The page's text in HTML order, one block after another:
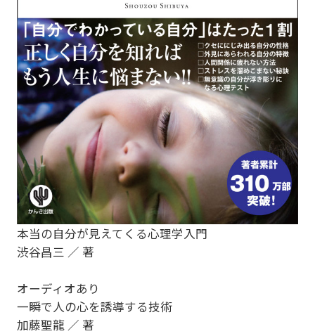
本当の自分が見えてくる心理学入門
渋谷昌三 ／ 著
オーディオあり
一瞬で人の心を誘導する技術
加藤聖龍 ／ 著